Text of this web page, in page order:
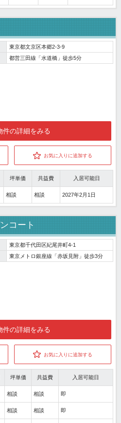
東京都文京区本郷2-3-9
都営三田線「水道橋」徒歩5分
件の詳細をみる
お気に入りに追加する
坪単価 共益費 入居可能日
相談 相談 2027年2月1日
コート
東京都千代田区紀尾井町4-1
東京メトロ銀座線「赤坂見附」徒歩3分
件の詳細をみる
お気に入りに追加する
坪単価 共益費 入居可能日
相談 相談 即
相談 相談 即